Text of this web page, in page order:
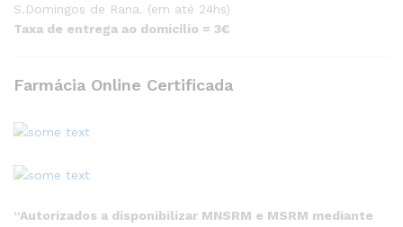
S.Domingos de Rana. (em até 24hs)
Taxa de entrega ao domicílio = 3€
Farmácia Online Certificada
“Autorizados a disponibilizar MNSRM e MSRM mediante